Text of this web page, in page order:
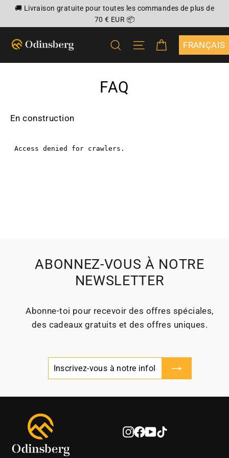
Passer🚚 Livraison gratuite pour toutes les commandes de plus de
70 € EUR 📦
RECHERCHER
NAVIGATION
PANIER
FAQ
En construction
ABONNEZ-VOUS À NOTRE
NEWSLETTER
Abonne‑toi pour recevoir des offres spéciales,
des cadeaux gratuits et des offres uniques.
Inscrivez-
vous
S'inscrire
Instagram
Facebook
YouTube